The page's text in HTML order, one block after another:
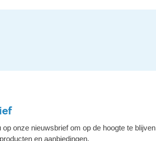
op onze nieuwsbrief om op de hoogte te blijven
en aanbiedingen.